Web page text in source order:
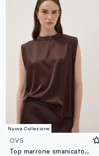
Nuova Collezione
OVS
Top marrone smanicato in tessuto elasticizzato